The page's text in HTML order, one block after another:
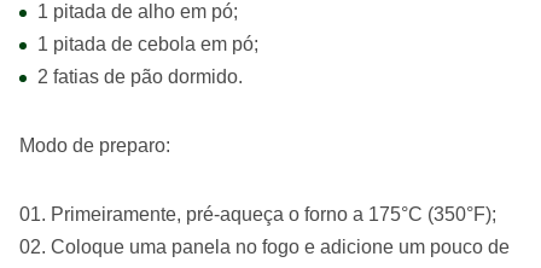
1 pitada de alho em pó;
1 pitada de cebola em pó;
2 fatias de pão dormido.
Modo de preparo:
Primeiramente, pré-aqueça o forno a 175°C (350°F);
Coloque uma panela no fogo e adicione um pouco de